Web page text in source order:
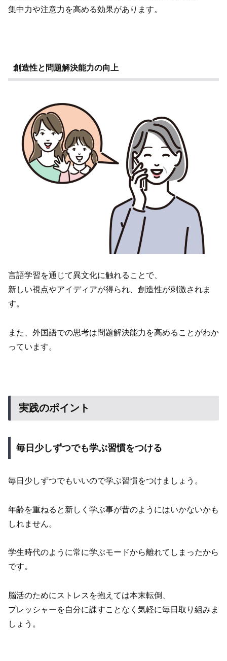
集中力や注意力を高める効果があります。
創造性と問題解決能力の向上
言語学習を通じて異文化に触れることで、
新しい視点やアイディアが得られ、創造性が刺激されま
す。
また、外国語での思考は問題解決能力を高めることがわか
っています。
実践のポイント
毎日少しずつでも学ぶ習慣をつける
毎日少しずつでもいいので学ぶ習慣をつけましょう。
年齢を重ねると新しく学ぶ事が昔のようにはいかないかも
しれません。
学生時代のように常に学ぶモードから離れてしまったから
です。
脳活のためにストレスを抱えては本末転倒、
プレッシャーを自分に課すことなく気軽に毎日取り組みま
しょう。